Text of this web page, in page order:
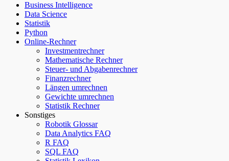
Business Intelligence
Data Science
Statistik
Python
Online-Rechner
Investmentrechner
Mathematische Rechner
Steuer- und Abgabenrechner
Finanzrechner
Längen umrechnen
Gewichte umrechnen
Statistik Rechner
Sonstiges
Robotik Glossar
Data Analytics FAQ
R FAQ
SQL FAQ